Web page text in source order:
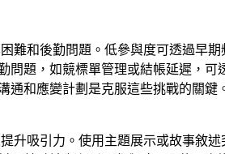
難和後勤問題。低參與度可透過早
題，如競標單管理或結帳延遲，
通和應變計劃是克服這些挑戰的關鍵
升吸引力。使用主題展示或故事敘